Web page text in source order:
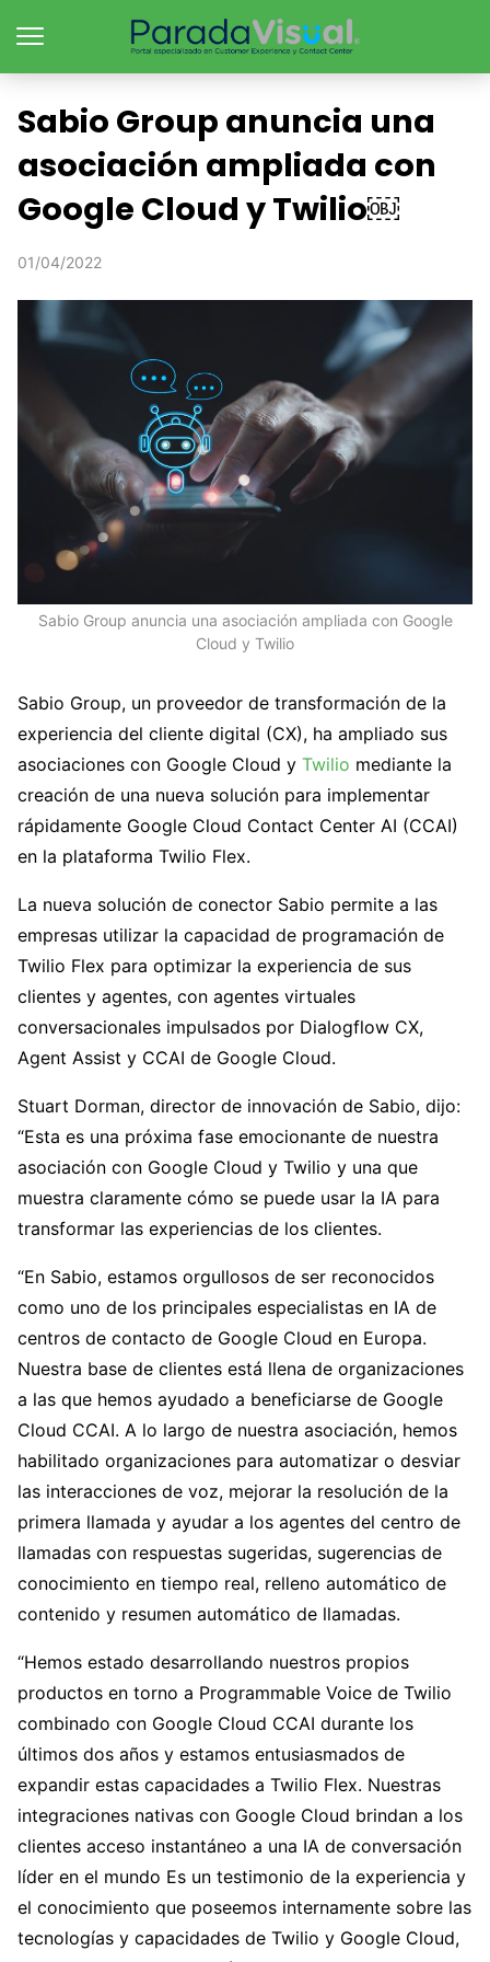
Sabio Group anuncia una
asociación ampliada con
Google Cloud y Twilio￼
01/04/2022
Sabio Group anuncia una asociación ampliada con Google
Cloud y Twilio
Sabio Group, un proveedor de transformación de la
experiencia del cliente digital (CX), ha ampliado sus
asociaciones con Google Cloud y Twilio mediante la
creación de una nueva solución para implementar
rápidamente Google Cloud Contact Center AI (CCAI)
en la plataforma Twilio Flex.
La nueva solución de conector Sabio permite a las
empresas utilizar la capacidad de programación de
Twilio Flex para optimizar la experiencia de sus
clientes y agentes, con agentes virtuales
conversacionales impulsados ​​por Dialogflow CX,
Agent Assist y CCAI de Google Cloud.
Stuart Dorman, director de innovación de Sabio, dijo:
“Esta es una próxima fase emocionante de nuestra
asociación con Google Cloud y Twilio y una que
muestra claramente cómo se puede usar la IA para
transformar las experiencias de los clientes.
“En Sabio, estamos orgullosos de ser reconocidos
como uno de los principales especialistas en IA de
centros de contacto de Google Cloud en Europa.
Nuestra base de clientes está llena de organizaciones
a las que hemos ayudado a beneficiarse de Google
Cloud CCAI. A lo largo de nuestra asociación, hemos
habilitado organizaciones para automatizar o desviar
las interacciones de voz, mejorar la resolución de la
primera llamada y ayudar a los agentes del centro de
llamadas con respuestas sugeridas, sugerencias de
conocimiento en tiempo real, relleno automático de
contenido y resumen automático de llamadas.
“Hemos estado desarrollando nuestros propios
productos en torno a Programmable Voice de Twilio
combinado con Google Cloud CCAI durante los
últimos dos años y estamos entusiasmados de
expandir estas capacidades a Twilio Flex. Nuestras
integraciones nativas con Google Cloud brindan a los
clientes acceso instantáneo a una IA de conversación
líder en el mundo Es un testimonio de la experiencia y
el conocimiento que poseemos internamente sobre las
tecnologías y capacidades de Twilio y Google Cloud,